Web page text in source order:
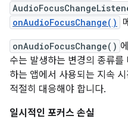
onAudioFocusChange()
onAudioFocusChange()
수는 발생하는 변경의 종류
하는 앱에서 사용되는 지속
적절히 대응해야 합니다.
일시적인 포커스 손실